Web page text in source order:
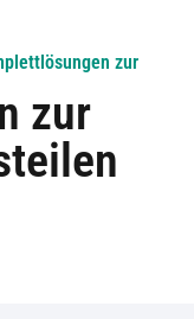
zur
zur